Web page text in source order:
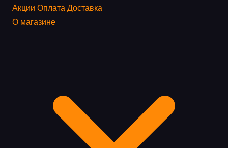
Акции Оплата Доставка
О магазине